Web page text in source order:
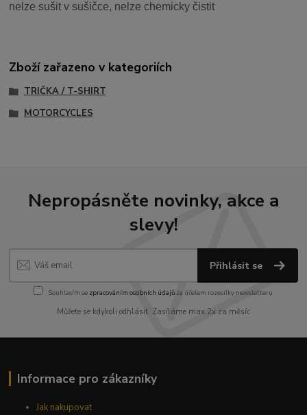
nelze sušit v sušičce, nelze chemicky čistit
Zboží zařazeno v kategoriích
TRIČKA / T-SHIRT
MOTORCYCLES
Nepropásněte novinky, akce a
slevy!
Přihlásit se
Souhlasím se zpracováním osobních údajůza účelem rozesílky newsletteru.
Můžete se kdykoli odhlásit. Zasíláme max.2x za měsíc
Informace pro zákazníky
Jak nakupovat